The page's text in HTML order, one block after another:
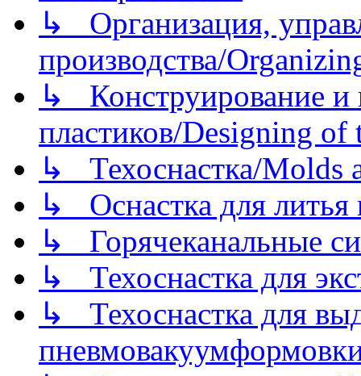
↳ Организация,
производства/
↳ Конструирование и
пластиков/Designing of
↳ Техоснастка/Molds
↳ Оснастка для литья
↳ Горячеканальные
↳ Техоснастка для
↳ Техоснастка для